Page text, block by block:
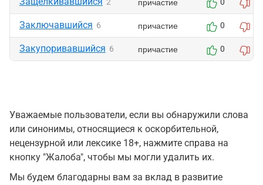
Заключавшийся 6 причастие 0
Закупоривавшийся 6 причастие 0
Уважаемые пользователи, если вы обнаружили слова
или синонимы, относящиеся к оскорбительной,
нецензурной или лексике 18+, нажмите справа на
кнопку "Жалоба", чтобы мы могли удалить их.
Мы будем благодарны вам за вклад в развитие